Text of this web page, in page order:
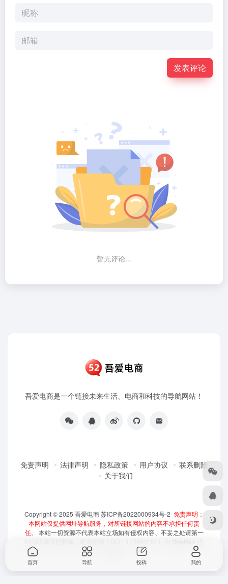
发表评论
暂无评论...
吾爱电商是一个链接未来生活、电商和科技的导航网站！
免责声明 法律声明 隐私政策 用户协议
联系删除
关于我们
Copyright © 2025 吾爱电商 苏ICP备2022000934号-2 免责声明：
本网站仅提供网址导航服务，对所链接网站的内容不承担任何责
任。
本站一切资源不代表本站立场如有侵权内容、不妥之处请第一
首页 导航 投稿 我的